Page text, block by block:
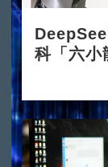
科「六小